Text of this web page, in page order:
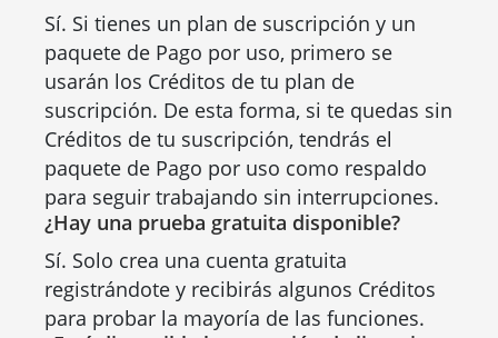
Sí. Si tienes un plan de suscripción y un
paquete de Pago por uso, primero se
usarán los Créditos de tu plan de
suscripción. De esta forma, si te quedas sin
Créditos de tu suscripción, tendrás el
paquete de Pago por uso como respaldo
para seguir trabajando sin interrupciones.
¿Hay una prueba gratuita disponible?
Sí. Solo crea una cuenta gratuita
registrándote y recibirás algunos Créditos
para probar la mayoría de las funciones.